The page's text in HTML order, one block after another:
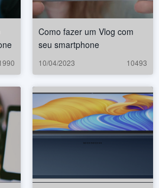
Como fazer um Vlog com
seu smartphone
10/04/2023 10493